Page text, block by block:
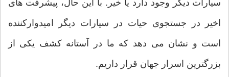
سیارات دیگر وجود دارد یا خیر. با این حال، پیشرفت های
اخیر در جستجوی حیات در سیارات دیگر امیدوارکننده
است و نشان می دهد که ما در آستانه کشف یکی از
بزرگترین اسرار جهان قرار داریم.